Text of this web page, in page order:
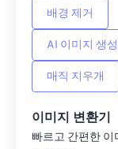
배경 제거
AI 이미지 생성
매직 지우개
이미지 변환기
빠르고 간편한